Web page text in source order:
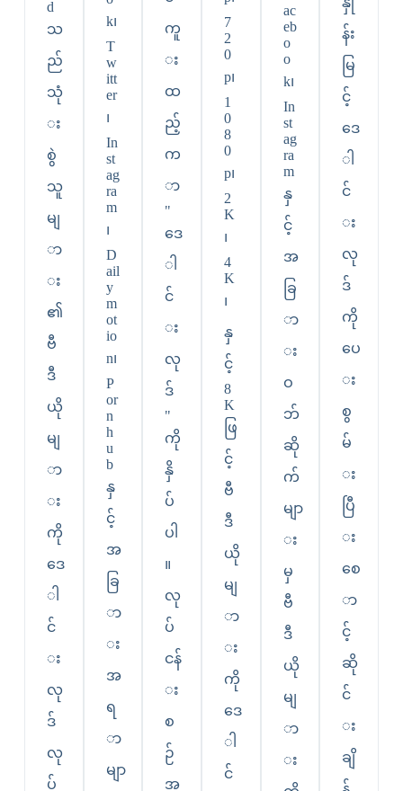
d
သ
ည်
သုံ
း
စွဲ
သူ
မျ
ာ
း
၏
ဗီ
ဒီ
ယို
မျ
ာ
း
ကို
ဒေ
ါ
င်
း
လု
ဒ်
လု
ပ်
k၊
T
w
itt
er
၊
In
st
ag
ra
m
၊
D
ail
y
m
ot
io
n၊
P
or
n
h
u
b
နှ
င့်
အ
ခြ
ာ
း
အ
ရ
ာ
မျာ
ကူ
း
ထ
ည့်
က
ာ
"
ဒေ
ါ
င်
း
လု
ဒ်
"
ကို
နှိ
ပ်
ပါ
။
လု
ပ်
ငန်
း
စ
ဉ်
အ
7
2
0
p၊
1
0
8
0
p၊
2
K
၊
4
K
၊
နှ
င့်
8
K
ဖြ
င့်
ဗီ
ဒီ
ယို
မျ
ာ
း
ကို
ဒေ
ါ
င်
ac
eb
o
o
k၊
In
st
ag
ra
m
နှ
င့်
အ
ခြ
ာ
း
ဝ
ဘ်
ဆို
က်
မျာ
း
မှ
ဗီ
ဒီ
ယို
မျ
ာ
း
န်း
မြ
င့်
ဒေ
ါ
င်
း
လု
ဒ်
ကို
ပေ
း
စွ
မ်
း
ပြီ
း
စေ
ာ
င့်
ဆို
င်
း
ချိ